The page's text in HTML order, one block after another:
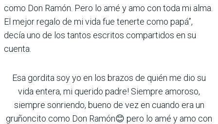
como Don Ramón. Pero lo amé y amo con toda mi alma.
El mejor regalo de mi vida fue tenerte como papá”,
decía uno de los tantos escritos compartidos en su
cuenta.
Esa gordita soy yo en los brazos de quién me dio su
vida entera, mi querido padre! Siempre amoroso,
siempre sonriendo, bueno de vez en cuando era un
gruñoncito como Don Ramón😊 pero lo amé y amo con